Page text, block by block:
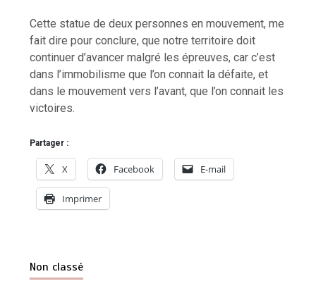
Cette statue de deux personnes en mouvement, me
fait dire pour conclure, que notre territoire doit
continuer d’avancer malgré les épreuves, car c’est
dans l’immobilisme que l’on connait la défaite, et
dans le mouvement vers l’avant, que l’on connait les
victoires.
Partager :
X Facebook E-mail
Imprimer
Non classé